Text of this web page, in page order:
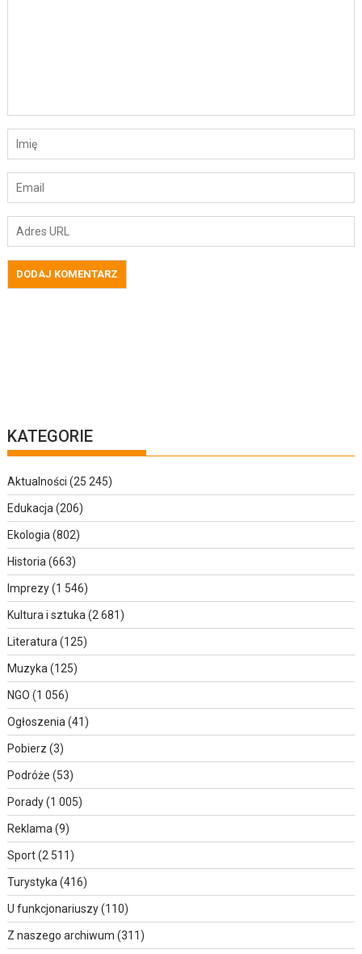
KATEGORIE
Aktualności (25 245)
Edukacja (206)
Ekologia (802)
Historia (663)
Imprezy(1 546)
Kultura i sztuka (2 681)
Literatura (125)
Muzyka (125)
NGO (1 056)
Ogłoszenia (41)
Pobierz (3)
Podróże (53)
Porady(1 005)
Reklama (9)
Sport(2 511)
Turystyka (416)
U funkcjonariuszy(110)
Z naszego archiwum (311)